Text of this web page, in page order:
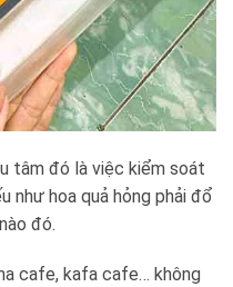
tâm đó là việc kiểm soát
như hoa quả hỏng phải đổ
đó.
cafe, kafa cafe… không